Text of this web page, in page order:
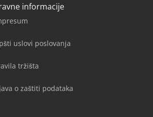
informacije
uslovi poslovanja
tržišta
o zaštiti podataka